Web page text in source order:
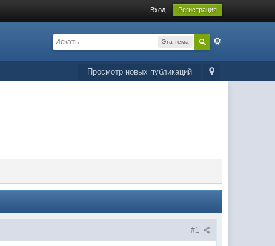
Вход Регистрация
Эта тема
Просмотр новых публикаций
#1